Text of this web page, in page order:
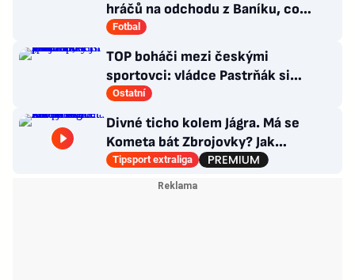
hráčů na odchodu z Baníku, co
situace kolem Nombila?
Fotbal
TOP boháči mezi českými
sportovci: vládce Pastrňák si
pohoršil, překvapil „nejotravnější“
hráč
Ostatní
Divné ticho kolem Jágra. Má se
Kometa bát Zbrojovky? Jak
poskládat Pardubice
Tipsport extraliga